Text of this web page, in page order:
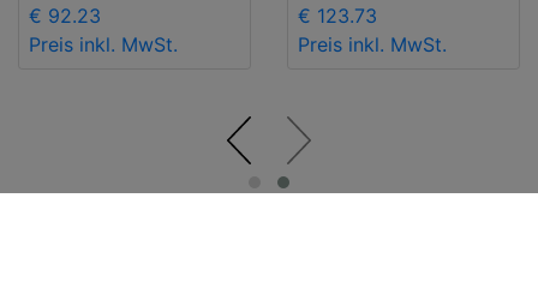
€ 92.23
Preis inkl. MwSt.
€ 123.73
Preis inkl. MwSt.